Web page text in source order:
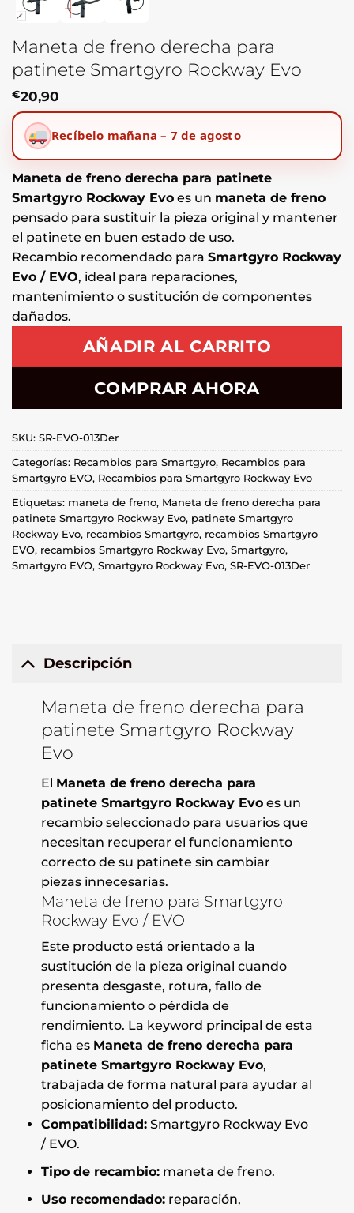
Maneta de freno derecha para
patinete Smartgyro Rockway Evo
€20,90
Recíbelo mañana – 7 de agosto
Maneta de freno derecha para patinete
Smartgyro Rockway Evo es un maneta de freno
pensado para sustituir la pieza original y mantener
el patinete en buen estado de uso.
Recambio recomendado para Smartgyro Rockway
Evo / EVO, ideal para reparaciones,
mantenimiento o sustitución de componentes
dañados.
AÑADIR AL CARRITO
COMPRAR AHORA
SKU: SR-EVO-013Der
Categorías: Recambios para Smartgyro, Recambios para
Smartgyro EVO, Recambios para Smartgyro Rockway Evo
Etiquetas: maneta de freno, Maneta de freno derecha para
patinete Smartgyro Rockway Evo, patinete Smartgyro
Rockway Evo, recambios Smartgyro, recambios Smartgyro
EVO, recambios Smartgyro Rockway Evo, Smartgyro,
Smartgyro EVO, Smartgyro Rockway Evo, SR-EVO-013Der
Descripción
Maneta de freno derecha para
patinete Smartgyro Rockway
Evo
El Maneta de freno derecha para
patinete Smartgyro Rockway Evoes un
recambio seleccionado para usuarios que
necesitan recuperar el funcionamiento
correcto de su patinete sin cambiar
piezas innecesarias.
Maneta de freno para Smartgyro
Rockway Evo / EVO
Este producto está orientado a la
sustitución de la pieza original cuando
presenta desgaste, rotura, fallo de
funcionamiento o pérdida de
rendimiento. La keyword principal de esta
ficha es Maneta de freno derecha para
patinete Smartgyro Rockway Evo,
trabajada de forma natural para ayudar al
posicionamiento del producto.
Compatibilidad:Smartgyro Rockway Evo
/ EVO.
Tipo de recambio:maneta de freno.
Uso recomendado:reparación,